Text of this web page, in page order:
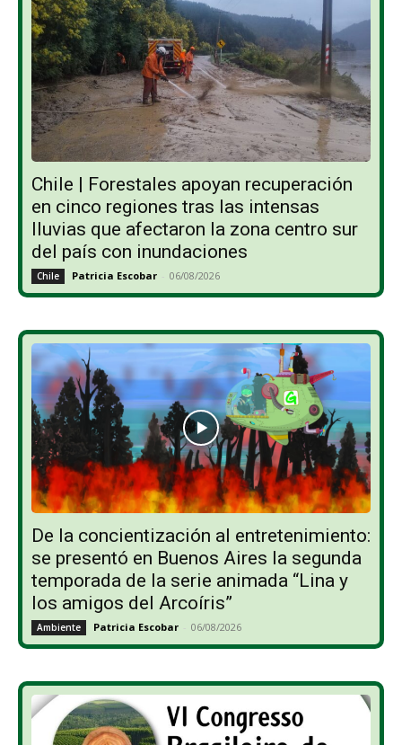
Chile | Forestales apoyan recuperación
en cinco regiones tras las intensas
lluvias que afectaron la zona centro sur
del país con inundaciones
Chile Patricia Escobar - 06/08/2026
De la concientización al entretenimiento:
se presentó en Buenos Aires la segunda
temporada de la serie animada “Lina y
los amigos del Arcoíris”
Ambiente Patricia Escobar - 06/08/2026